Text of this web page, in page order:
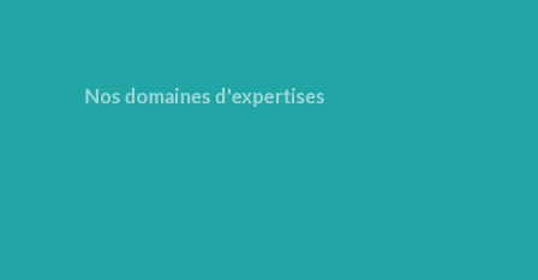
Nos domaines d'expertises